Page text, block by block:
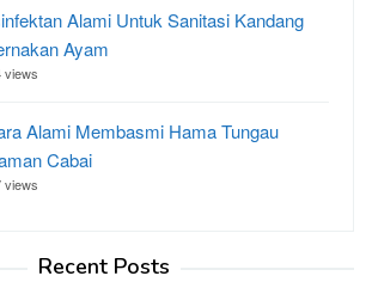
Alami Untuk Sanitasi Kandang
Ayam
views
Alami Membasmi Hama Tungau
Cabai
views
Recent Posts